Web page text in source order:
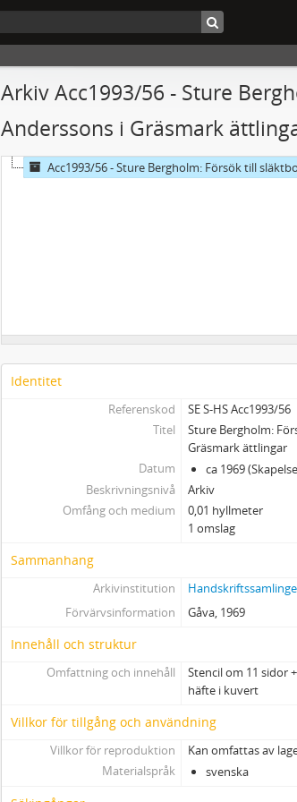
Arkiv Acc1993/56 - Sture
Anderssons i Gräsmark
Acc1993/56 - Sture Bergholm: Försök till
Identitet
Referenskod
SE S-HS Acc1993/56
Titel
Sture Bergholm:
Gräsmark ättlingar
Datum
ca 1969
Beskrivningsnivå
Arkiv
Omfång och medium
0,01 hyllmeter
1 omslag
Sammanhang
Arkivinstitution
Förvärvsinformation
Gåva, 1969
Innehåll och struktur
Omfattning och innehåll
Stencil om 11 sidor
häfte i kuvert
Villkor för tillgång och användning
Villkor för reproduktion
Kan omfattas av
Materialspråk
svenska